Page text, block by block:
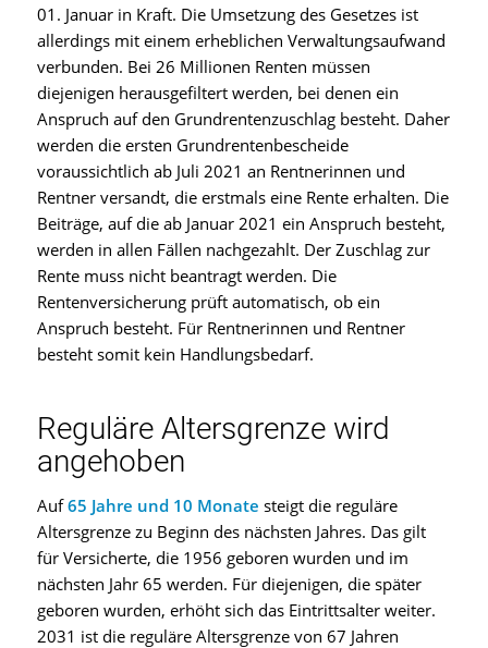
01. Januar in Kraft. Die Umsetzung des Gesetzes ist
allerdings mit einem erheblichen Verwaltungsaufwand
verbunden. Bei 26 Millionen Renten müssen
diejenigen herausgefiltert werden, bei denen ein
Anspruch auf den Grundrentenzuschlag besteht. Daher
werden die ersten Grundrentenbescheide
voraussichtlich ab Juli 2021 an Rentnerinnen und
Rentner versandt, die erstmals eine Rente erhalten. Die
Beiträge, auf die ab Januar 2021 ein Anspruch besteht,
werden in allen Fällen nachgezahlt. Der Zuschlag zur
Rente muss nicht beantragt werden. Die
Rentenversicherung prüft automatisch, ob ein
Anspruch besteht. Für Rentnerinnen und Rentner
besteht somit kein Handlungsbedarf.
Reguläre Altersgrenze wird
angehoben
Auf65 Jahre und 10 Monate steigt die reguläre
Altersgrenze zu Beginn des nächsten Jahres. Das gilt
für Versicherte, die 1956 geboren wurden und im
nächsten Jahr 65 werden. Für diejenigen, die später
geboren wurden, erhöht sich das Eintrittsalter weiter.
2031 ist die reguläre Altersgrenze von 67 Jahren